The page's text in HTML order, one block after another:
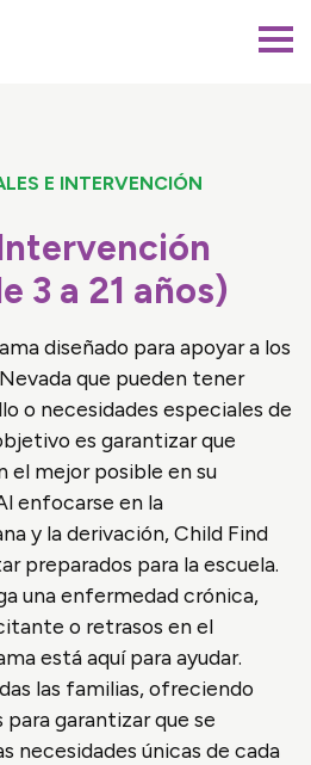
E INTERVENCIÓN
3 a 21 años)
diseñado para apoyar a los
que pueden tener
o necesidades especiales de
es garantizar que
el mejor posible en su
enfocarse en la
y la derivación, Child Find
preparados para la escuela.
una enfermedad crónica,
o retrasos en el
está aquí para ayudar.
las familias, ofreciendo
garantizar que se
necesidades únicas de cada